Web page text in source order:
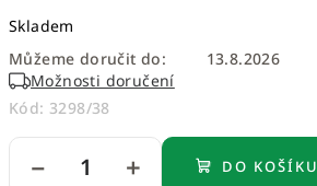
cena:
Skladem
Můžeme doručit do:
13.8.2026
Možnosti doručení
Kód: 3298/38
+
− DO KOŠÍKU